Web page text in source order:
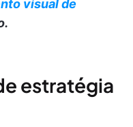
visual de
estratégia